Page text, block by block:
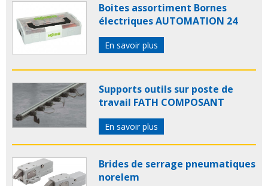
Boites assortiment Bornes
électriques AUTOMATION 24
En savoir plus
Supports outils sur poste de
travail FATH COMPOSANT
En savoir plus
Brides de serrage pneumatiques
norelem